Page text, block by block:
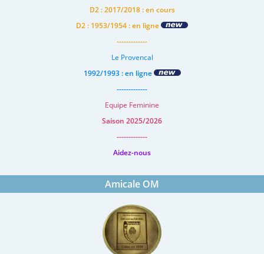
D2 : 2017/2018 : en cours
D2 : 1953/1954 : en ligne
-------------
Le Provencal
1992/1993 : en ligne
-------------
Equipe Feminine
Saison 2025/2026
-------------
Aidez-nous
Amicale OM